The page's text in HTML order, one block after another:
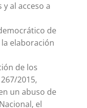
al acceso a
de
elaboración
de los
2015,
un abuso de
el